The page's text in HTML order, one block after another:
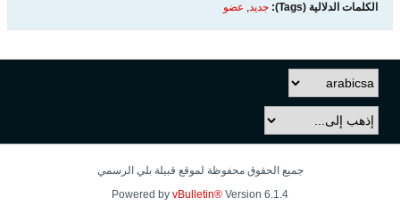
الكلمات الدلالية (Tags): جديد, عضو
جميع الحقوق محفوظة لموقع قبيلة بلي الرسمي
Powered by vBulletin® Version 6.1.4